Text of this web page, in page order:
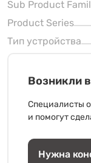
Sub Product
Product Series
Тип устройства
Возникли
Специалисты
и помогут
Нужна